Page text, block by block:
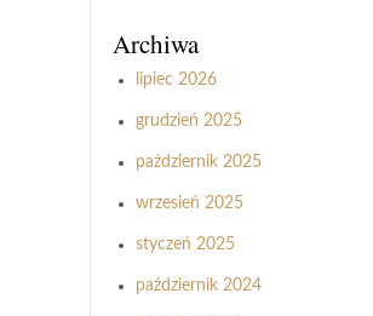
Archiwa
lipiec 2026
grudzień 2025
październik 2025
wrzesień 2025
styczeń 2025
październik 2024